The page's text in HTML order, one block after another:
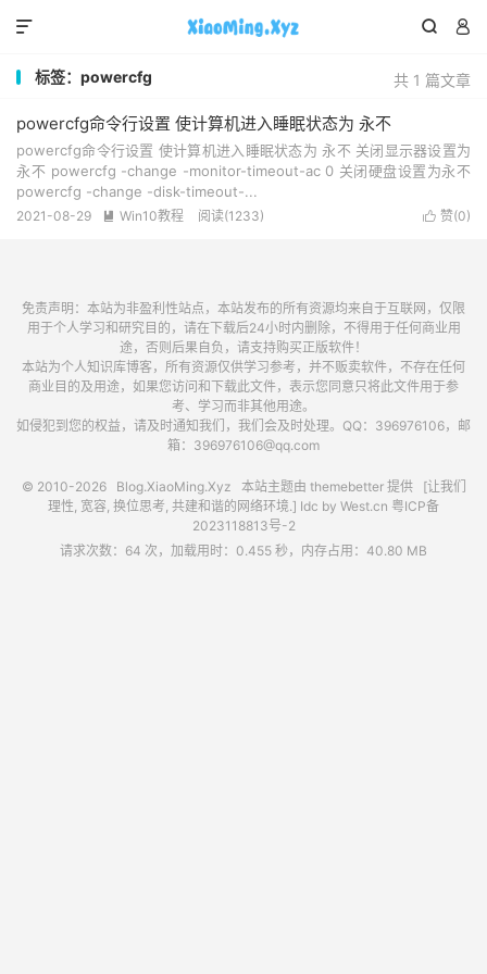
 

共 1 篇文章
标签：powercfg
powercfg命令行设置 使计算机进入睡眠状态为 永不
powercfg命令行设置 使计算机进入睡眠状态为 永不 关闭显示器设置为
永不 powercfg -change -monitor-timeout-ac 0 关闭硬盘设置为永不
powercfg -change -disk-timeout-...
 赞(0)
2021-08-29  Win10教程 阅读(1233)
免责声明：本站为非盈利性站点，本站发布的所有资源均来自于互联网，仅限
用于个人学习和研究目的，请在下载后24小时内删除，不得用于任何商业用
途，否则后果自负，请支持购买正版软件！
本站为个人知识库博客，所有资源仅供学习参考，并不贩卖软件，不存在任何
商业目的及用途，如果您访问和下载此文件，表示您同意只将此文件用于参
考、学习而非其他用途。
如侵犯到您的权益，请及时通知我们，我们会及时处理。QQ：396976106，邮
箱：396976106@qq.com
© 2010-2026 Blog.XiaoMing.Xyz 本站主题由 themebetter提供 [让我们
理性, 宽容, 换位思考, 共建和谐的网络环境.] Idc by West.cn 粤ICP备
2023118813号-2
请求次数：64 次，加载用时：0.455 秒，内存占用：40.80 MB